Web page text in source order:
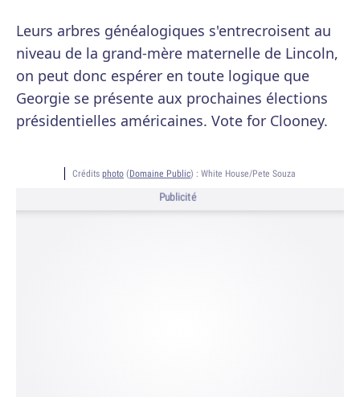
Leurs arbres généalogiques s'entrecroisent au
niveau de la grand-mère maternelle de Lincoln,
on peut donc espérer en toute logique que
Georgie se présente aux prochaines élections
présidentielles américaines. Vote for Clooney.
Crédits photo (Domaine Public) : White House/Pete Souza
Publicité